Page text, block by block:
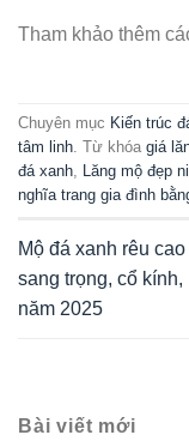
Tham khảo thêm
Chuyên mục Kiến trúc
tâm linh. Từ khóa giá
đá xanh, Lăng mộ đẹp
nghĩa trang gia đình
Mộ đá xanh rêu
sang trọng, cổ kính,
năm 2025
Bài viết mới